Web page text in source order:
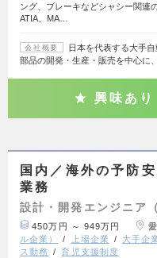
ング、ブレーキなどシャシー関連
ATIA、MA…
会社概要
日本を代表する大手
部品の開発・生産・販売を中心に
興味あり
国内／海外の予防
業務
設計・開発エンジニア
450万円 ～ 949万円
ル企業）
上場企業 大手企
ス勤務
育児支援制度